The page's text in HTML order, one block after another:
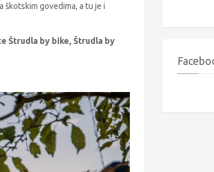
govedima, a tu je i
Štrudla by bike, Štrudla by